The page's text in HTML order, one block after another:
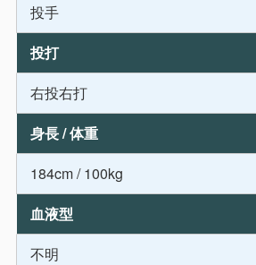
投手
投打
右投右打
身長 / 体重
184cm / 100kg
血液型
不明